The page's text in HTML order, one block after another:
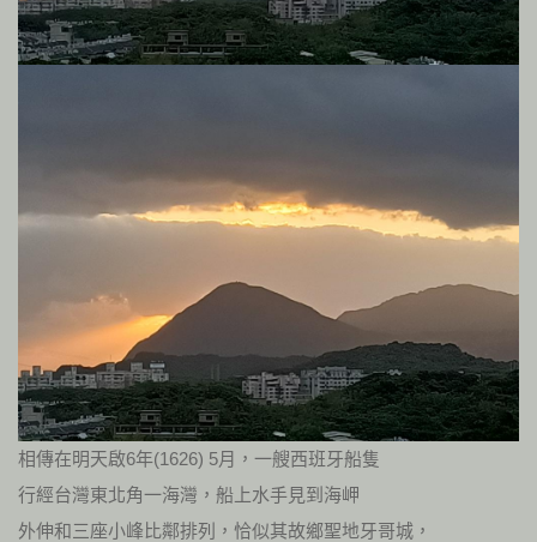
相傳在明天啟6年(1626) 5月，一艘西班牙船隻
行經台灣東北角一海灣，船上水手見到海岬
外伸和三座小峰比鄰排列，恰似其故鄉聖地牙哥城，